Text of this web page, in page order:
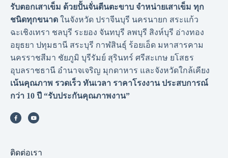
รับตอกเสาเข็ม ด้วยปั้นจั่นตีนตะขาบ จำหน่ายเสาเข็ม ทุก
ชนิดทุกขนาด ในจังหวัด ปราจีนบุรี นครนายก สระแก้ว
ฉะเชิงเทรา ชลบุรี ระยอง จันทบุรี ลพบุรี สิงห์บุรี อ่างทอง
อยุธยา ปทุมธานี สระบุรี กาฬสินธุ์ ร้อยเอ็ด มหาสารคาม
นครราชสีมา ชัยภูมิ บุรีรัมย์ สุรินทร์ ศรีสะเกษ ยโสธร
อุบลราชธานี อำนาจเจริญ มุกดาหาร และจังหวัดใกล้เคียง
เน้นคุณภาพ รวดเร็ว ทันเวลา ราคาโรงงาน ประสบการณ์
กว่า 10 ปี “รับประกันคุณภาพงาน”
ติดต่อเรา